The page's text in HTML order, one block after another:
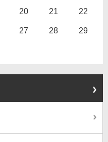
20 21 22
27 28 29